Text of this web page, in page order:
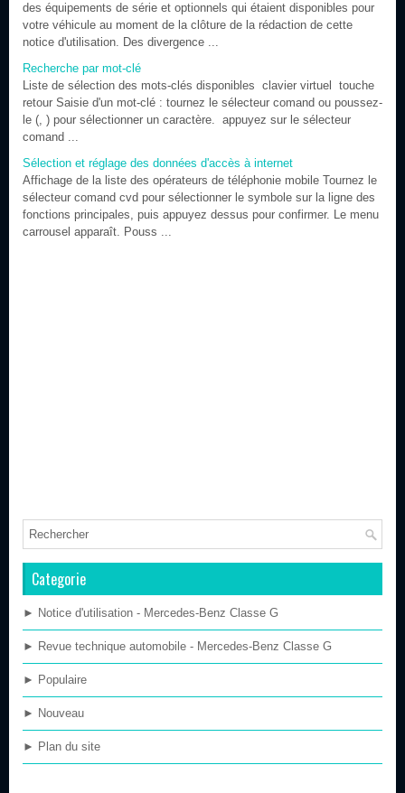
des équipements de série et optionnels qui étaient disponibles pour
votre véhicule au moment de la clôture de la rédaction de cette
notice d'utilisation. Des divergence ...
Recherche par mot-clé
Liste de sélection des mots-clés disponibles clavier virtuel touche
retour Saisie d'un mot-clé : tournez le sélecteur comand ou poussez-
le (, ) pour sélectionner un caractère. appuyez sur le sélecteur
comand ...
Sélection et réglage des données d'accès à internet
Affichage de la liste des opérateurs de téléphonie mobile Tournez le
sélecteur comand cvd pour sélectionner le symbole sur la ligne des
fonctions principales, puis appuyez dessus pour confirmer. Le menu
carrousel apparaît. Pouss ...
Categorie
► Notice d'utilisation - Mercedes-Benz Classe G
► Revue technique automobile - Mercedes-Benz Classe G
► Populaire
► Nouveau
► Plan du site